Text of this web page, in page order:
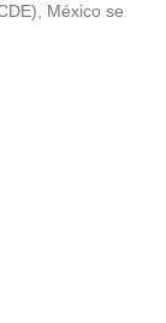
México se